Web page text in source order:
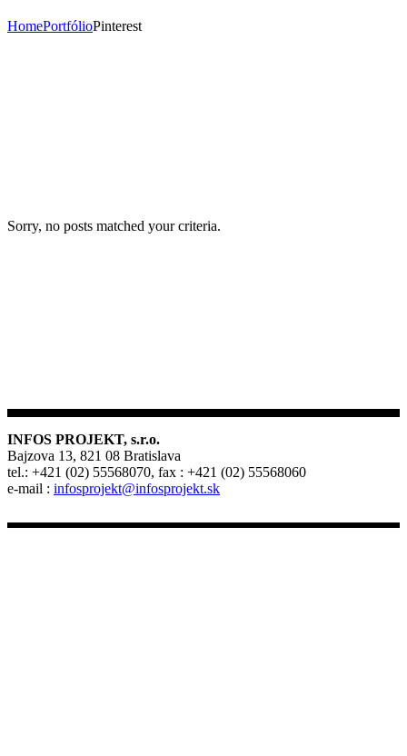
HomePortfólioPinterest
Sorry, no posts matched your criteria.
INFOS PROJEKT, s.r.o.
Bajzova 13, 821 08 Bratislava
tel.: +421 (02) 55568070, fax : +421 (02) 55568060
e-mail : infosprojekt@infosprojekt.sk